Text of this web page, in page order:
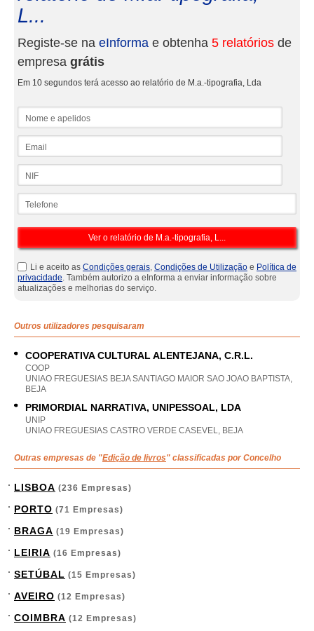
L...
Registe-se na eInforma e obtenha 5 relatórios de
empresa grátis
Em 10 segundos terá acesso ao relatório de M.a.-tipografia, Lda
Li e aceito as Condições gerais, Condições de Utilização e Política de
privacidade. Também autorizo a eInforma a enviar informação sobre
atualizações e melhorias do serviço.
Outros utilizadores pesquisaram
COOPERATIVA CULTURAL ALENTEJANA, C.R.L.
COOP
UNIAO FREGUESIAS BEJA SANTIAGO MAIOR SAO JOAO BAPTISTA,
BEJA
PRIMORDIAL NARRATIVA, UNIPESSOAL, LDA
UNIP
UNIAO FREGUESIAS CASTRO VERDE CASEVEL, BEJA
Outras empresas de "Edição de livros" classificadas por Concelho
LISBOA (236 Empresas)
PORTO (71 Empresas)
BRAGA (19 Empresas)
LEIRIA (16 Empresas)
SETÚBAL (15 Empresas)
AVEIRO (12 Empresas)
COIMBRA (12 Empresas)